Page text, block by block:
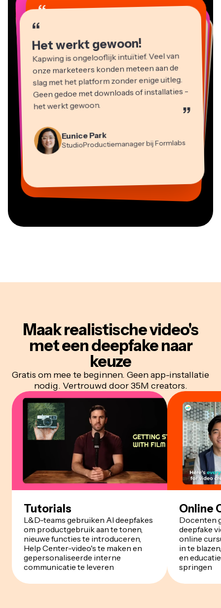
“
Het werkt gewoon!
Kapwing is ongelooflijk intuïtief. Veel van
onze marketeers konden meteen aan de
slag met het platform zonder enige uitleg.
Geen gedoe met downloads of installaties -
het werkt gewoon. ”
Eunice Park
StudioProductiemanager bij Formlabs
“
“
Panos Papagapiou
““
Videobewerker
“
Natasha Ball
“
Dina Segovia
Maak realistische video's
met een deepfake naar
keuze
Gratis om mee te beginnen. Geen app-installatie
nodig. Vertrouwd door 35M creators.
Tutorials
L&D-teams gebruiken AI deepfakes
om productgebruik aan te tonen,
nieuwe functies te introduceren,
Help Center-video's te maken en
gepersonaliseerde interne
communicatie te leveren
Online
Docenten
deepfake
online
in te
en
springen